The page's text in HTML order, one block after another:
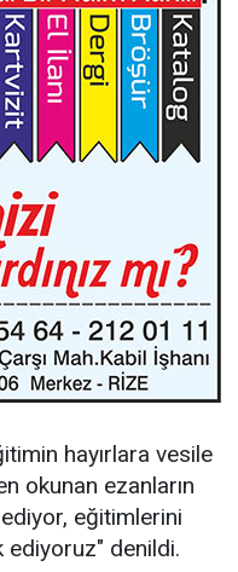
hayırlara vesile
okunan ezanların
eğitimlerini
ediyoruz" denildi.